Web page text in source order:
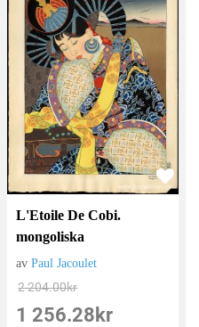
L'Etoile De Cobi.
mongoliska
avPaul Jacoulet
2 204.00kr
1 256.28 kr